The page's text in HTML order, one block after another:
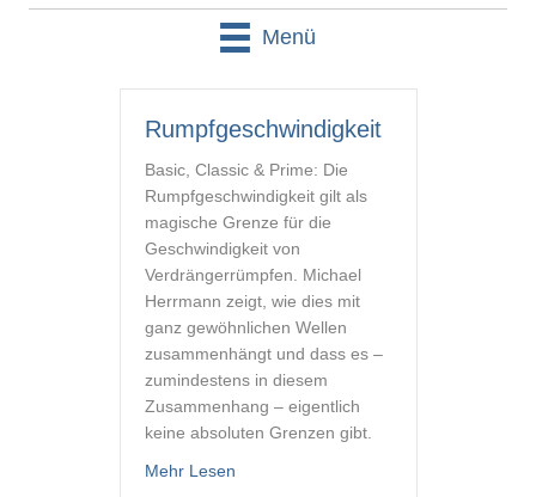
Menü
Rumpfgeschwindigkeit
Basic, Classic & Prime: Die
Rumpfgeschwindigkeit gilt als
magische Grenze für die
Geschwindigkeit von
Verdrängerrümpfen. Michael
Herrmann zeigt, wie dies mit
ganz gewöhnlichen Wellen
zusammenhängt und dass es –
zumindestens in diesem
Zusammenhang – eigentlich
keine absoluten Grenzen gibt.
Mehr Lesenabout Rumpfgeschwindigkeit